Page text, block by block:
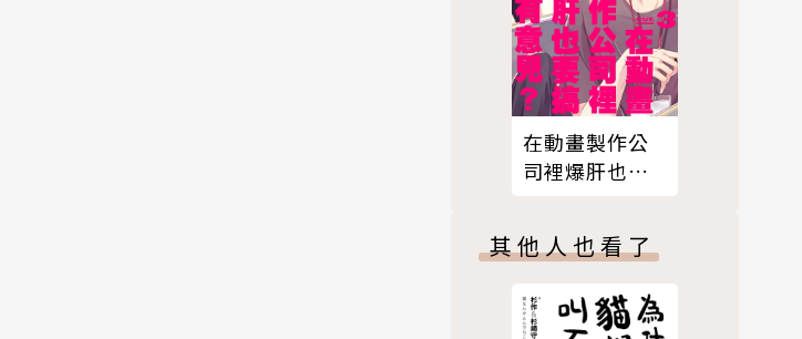
在動畫製作公
司裡爆肝也要
見？03
其他人也看了